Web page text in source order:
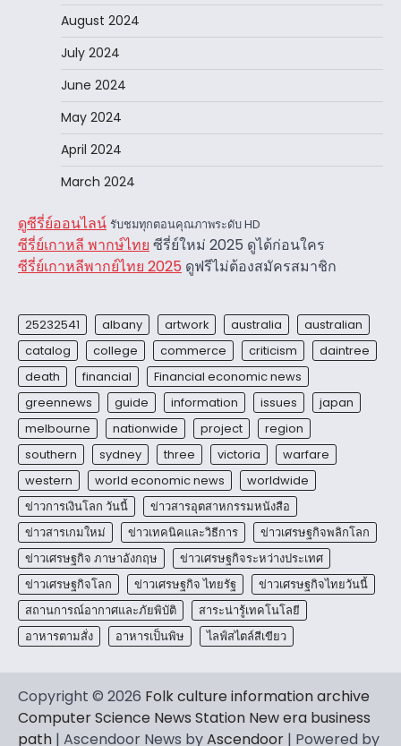
August 2024
July 2024
June 2024
May 2024
April 2024
March 2024
ดูซีรี่ย์ออนไลน์ รับชมทุกตอนคุณภาพระดับ HD
ซีรี่ย์เกาหลี พากษ์ไทย ซีรี่ย์ใหม่ 2025 ดูได้ก่อนใคร
ซีรี่ย์เกาหลีพากย์ไทย 2025 ดูฟรีไม่ต้องสมัครสมาชิก
25232541 albany artwork australia
australian
catalog
college commerce criticism
daintree
death
financial
Financial economic news
greennews
guide information issues
japan
melbourne
nationwide project
region
southern
sydney three victoria
warfare
western
world economic news
worldwide
ข่าวการเงินโลก วันนี้
ข่าวสารอุตสาหกรรมหนังสือ
ข่าวสารเกมใหม่
ข่าวเทคนิคและวิธีการ
ข่าวเศรษฐกิจพลิกโลก
ข่าวเศรษฐกิจ ภาษาอังกฤษ
ข่าวเศรษฐกิจระหว่างประเทศ
ข่าวเศรษฐกิจโลก
ข่าวเศรษฐกิจ ไทยรัฐ
ข่าวเศรษฐกิจไทยวันนี้
สถานการณ์อากาศและภัยพิบัติ
สาระน่ารู้เทคโนโลยี
อาหารตามสั่ง
อาหารเป็นพิษ ไลฟ์สไตล์สีเขียว
Copyright © 2026 Folk culture information archive
Computer Science News Station New era business
path | Ascendoor News byAscendoor | Powered by